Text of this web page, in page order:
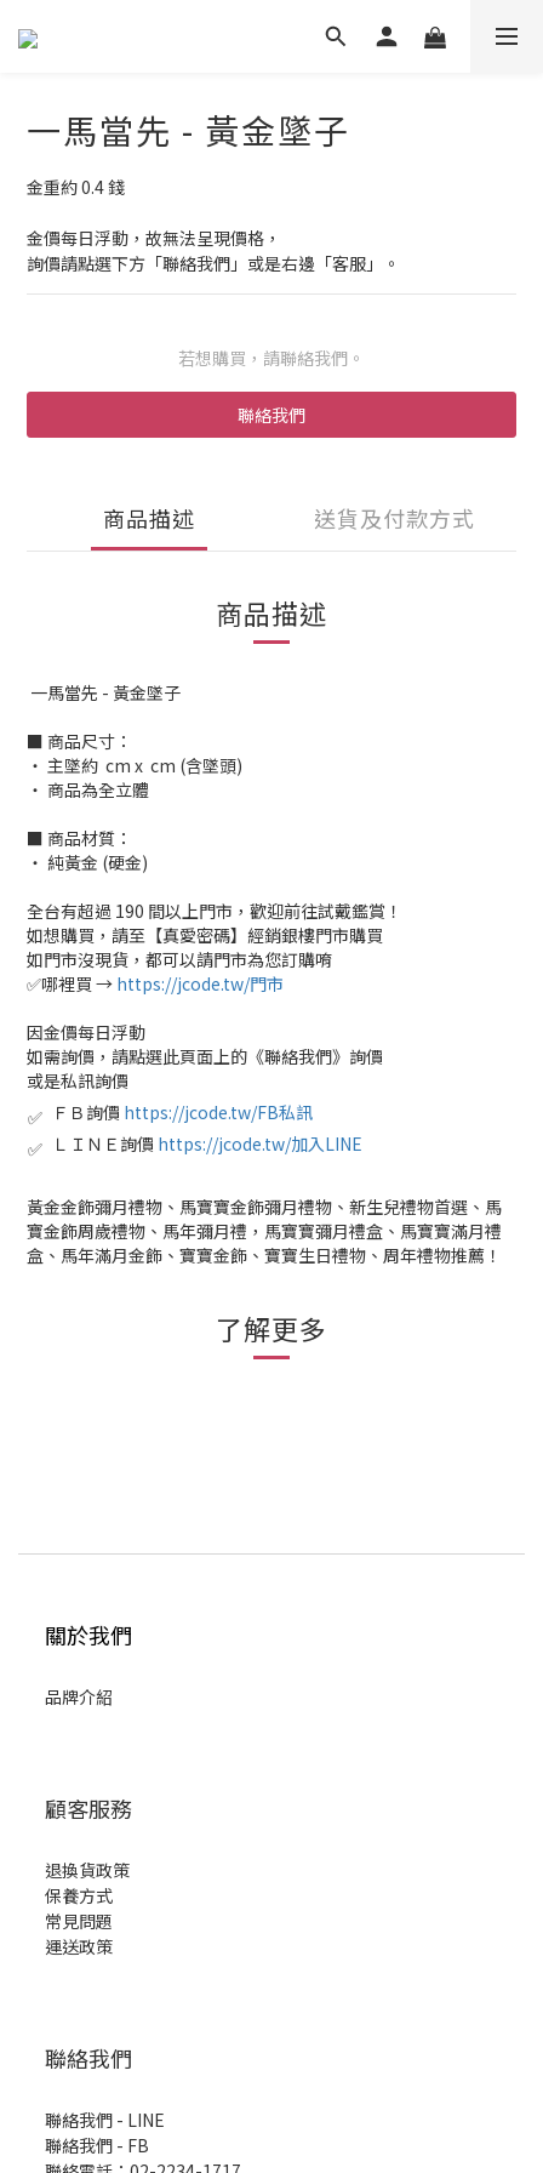
一馬當先 - 黃金墜子
金重約 0.4 錢
金價每日浮動，故無法呈現價格，
詢價請點選下方「聯絡我們」或是右邊「客服」。
若想購買，請聯絡我們。
聯絡我們
商品描述 送貨及付款方式
商品描述
一馬當先 - 黃金墜子
■ 商品尺寸：
‧ 主墜約 cm x cm (含墜頭)
‧ 商品為全立體
■ 商品材質：
‧ 純黃金 (硬金)
全台有超過 190 間以上門市，歡迎前往試戴鑑賞！
如想購買，請至【真愛密碼】經銷銀樓門市購買
如門市沒現貨，都可以請門市為您訂購唷
✅哪裡買 → https://jcode.tw/門市
因金價每日浮動
如需詢價，請點選此頁面上的《聯絡我們》詢價
或是私訊詢價
✅ ＦＢ詢價 https://jcode.tw/FB私訊
✅ ＬＩＮＥ詢價 https://jcode.tw/加入LINE
黃金金飾彌月禮物、馬寶寶金飾彌月禮物、新生兒禮物首選、馬
寶金飾周歲禮物、馬年彌月禮，馬寶寶彌月禮盒、馬寶寶滿月禮
盒、馬年滿月金飾、寶寶金飾、寶寶生日禮物、周年禮物推薦！
了解更多
關於我們
品牌介紹
顧客服務
退換貨政策
保養方式
常見問題
運送政策
聯絡我們
聯絡我們 - LINE
聯絡我們 - FB